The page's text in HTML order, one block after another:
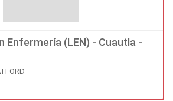
Enfermería (LEN) - Cuautla -